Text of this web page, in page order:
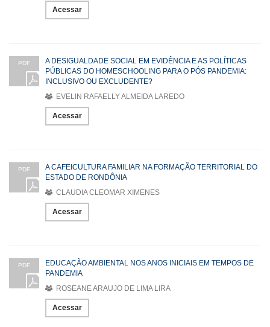
Acessar
PDF
A DESIGUALDADE SOCIAL EM EVIDÊNCIA E AS POLÍTICAS
PÚBLICAS DO HOMESCHOOLING PARA O PÓS PANDEMIA:
INCLUSIVO OU EXCLUDENTE?
EVELIN RAFAELLY ALMEIDA LAREDO
Acessar
PDF
A CAFEICULTURA FAMILIAR NA FORMAÇÃO TERRITORIAL DO
ESTADO DE RONDÔNIA
CLAUDIA CLEOMAR XIMENES
Acessar
PDF
EDUCAÇÃO AMBIENTAL NOS ANOS INICIAIS EM TEMPOS DE
PANDEMIA
ROSEANE ARAUJO DE LIMA LIRA
Acessar